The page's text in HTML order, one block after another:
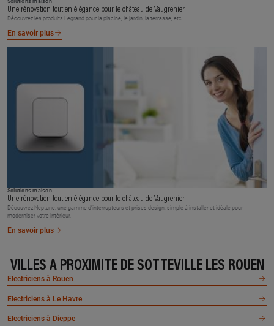
Solutions maison
Une rénovation tout en élégance pour le château de Vaugrenier
Découvrez les produits Legrand pour la piscine, le jardin, la terrasse, etc.
En savoir plus
Solutions maison
Une rénovation tout en élégance pour le château de Vaugrenier
Découvrez Neptune, une gamme d’interrupteurs et prises design, simple à installer et idéale pour
moderniser votre intérieur.
En savoir plus
VILLES À PROXIMITÉ DE SOTTEVILLE LES ROUEN
Electriciens à Rouen
Electriciens à Le Havre
Electriciens à Dieppe